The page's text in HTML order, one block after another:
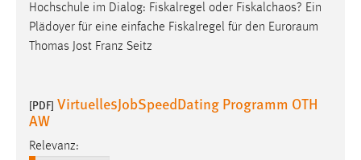
Hochschule im Dialog: Fiskalregel oder Fiskalchaos? Ein
Plädoyer für eine einfache Fiskalregel für den Euroraum
Thomas Jost Franz Seitz
[PDF] VirtuellesJobSpeedDating Programm OTH
AW
Relevanz: